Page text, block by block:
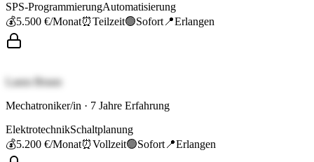
SPS-ProgrammierungAutomatisierung
💰5.500 €/Monat⏰Teilzeit🟢Sofort 📍Erlangen
Laura Braun
Mechatroniker/in · 7 Jahre Erfahrung
ElektrotechnikSchaltplanung
💰5.200 €/Monat⏰Vollzeit🟢Sofort 📍Erlangen